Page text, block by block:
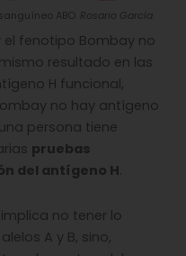
ABO. Rosario García.
el fenotipo Bombay no
resultado en las
H funcional,
no hay antígeno
persona tiene
pruebas
del antígeno H.
no tener lo
A y B, sino,